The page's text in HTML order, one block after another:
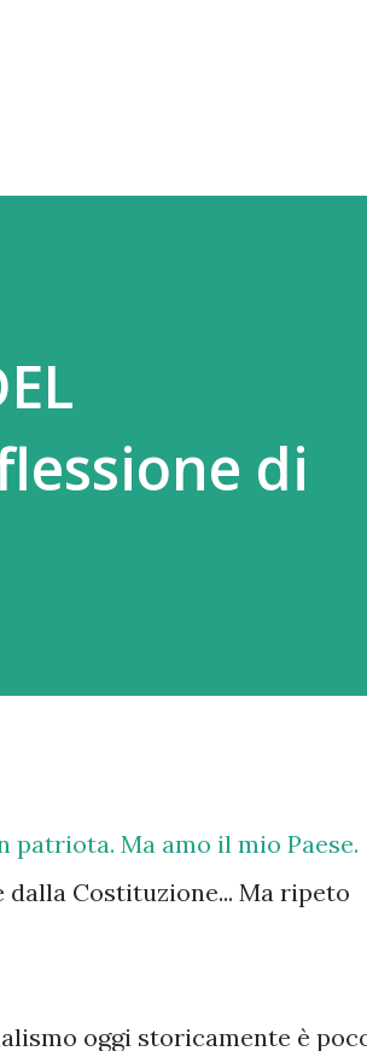
di
patriota. Ma amo il mio Paese.
Costituzione... Ma ripeto
oggi storicamente è